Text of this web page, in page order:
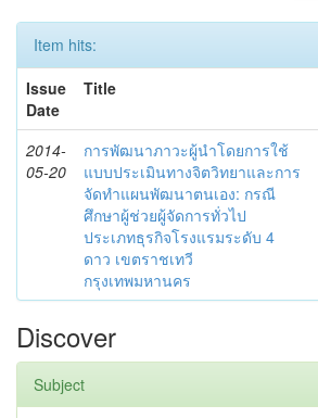
Item hits:
Issue
Date
Title
2014-
05-20
การพัฒนาภาวะผู้นำโดยการใช้
แบบประเมินทางจิตวิทยาและการ
จัดทำแผนพัฒนาตนเอง: กรณี
ศึกษาผู้ช่วยผู้จัดการทั่วไป
ประเภทธุรกิจโรงแรมระดับ 4
ดาว เขตราชเทวี
กรุงเทพมหานคร
Discover
Subject